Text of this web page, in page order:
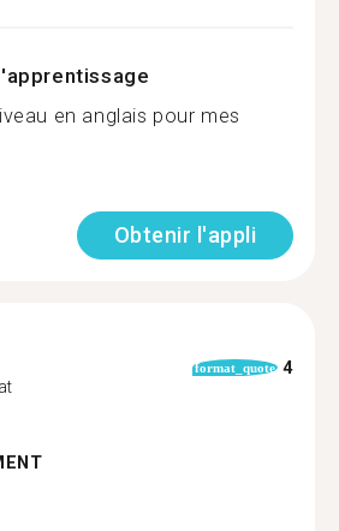
en anglais pour mes
Obtenir l'appli
format_quote 4